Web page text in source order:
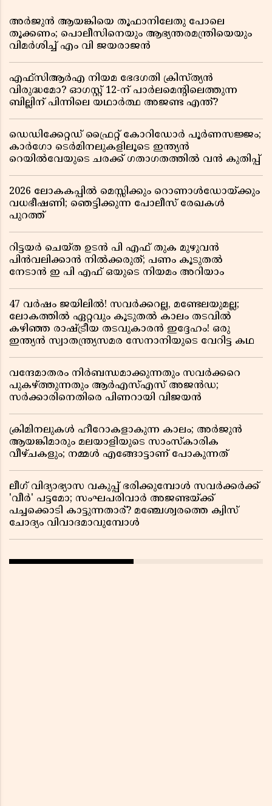
അർജുൻ ആയങ്കിയെ തൂഫാനിലേതു പോലെ
തൂക്കണം; പൊലീസിനെയും ആഭ്യന്തരമന്ത്രിയെയും
വിമർശിച്ച് എം വി ജയരാജൻ
എഫ്സിആർഎ നിയമ ഭേദഗതി ക്രിസ്ത്യൻ
വിരുദ്ധമോ? ഓഗസ്റ്റ് 12-ന് പാർലമെന്റിലെത്തുന്ന
ബില്ലിന് പിന്നിലെ യഥാർത്ഥ അജണ്ട എന്ത്?
ഡെഡിക്കേറ്റഡ് ഫ്രൈറ്റ് കോറിഡോർ പൂർണസജ്ജം;
കാർഗോ ടെർമിനലുകളിലൂടെ ഇന്ത്യൻ
റെയിൽവേയുടെ ചരക്ക് ഗതാഗതത്തിൽ വൻ കുതിപ്പ്
2026 ലോകകപ്പിൽ മെസ്സിക്കും റൊണാൾഡോയ്ക്കും
വധഭീഷണി; ഞെട്ടിക്കുന്ന പോലീസ് രേഖകൾ
പുറത്ത്
റിട്ടയർ ചെയ്ത ഉടൻ പി എഫ് തുക മുഴുവൻ
പിൻവലിക്കാൻ നിൽക്കരുത്; പണം കൂടുതൽ
നേടാൻ ഇ പി എഫ് ഒയുടെ നിയമം അറിയാം
47 വർഷം ജയിലിൽ! സവർക്കറല്ല, മണ്ടേലയുമല്ല;
ലോകത്തിൽ ഏറ്റവും കൂടുതൽ കാലം തടവിൽ
കഴിഞ്ഞ രാഷ്ട്രീയ തടവുകാരൻ ഇദ്ദേഹം! ഒരു
ഇന്ത്യൻ സ്വാതന്ത്ര്യസമര സേനാനിയുടെ വേറിട്ട കഥ
വന്ദേമാതരം നിർബന്ധമാക്കുന്നതും സവർക്കറെ
പുകഴ്ത്തുന്നതും ആർഎസ്എസ് അജൻഡ;
സർക്കാരിനെതിരെ പിണറായി വിജയൻ
ക്രിമിനലുകൾ ഹീറോകളാകുന്ന കാലം; അർജുൻ
ആയങ്കിമാരും മലയാളിയുടെ സാംസ്കാരിക
വീഴ്ചകളും; നമ്മൾ എങ്ങോട്ടാണ് പോകുന്നത്
ലീഗ് വിദ്യാഭ്യാസ വകുപ്പ് ഭരിക്കുമ്പോൾ സവർക്കർക്ക്
'വീർ' പട്ടമോ; സംഘപരിവാർ അജണ്ടയ്ക്ക്
പച്ചക്കൊടി കാട്ടുന്നതാര്? മഞ്ചേശ്വരത്തെ ക്വിസ്
ചോദ്യം വിവാദമാവുമ്പോൾ